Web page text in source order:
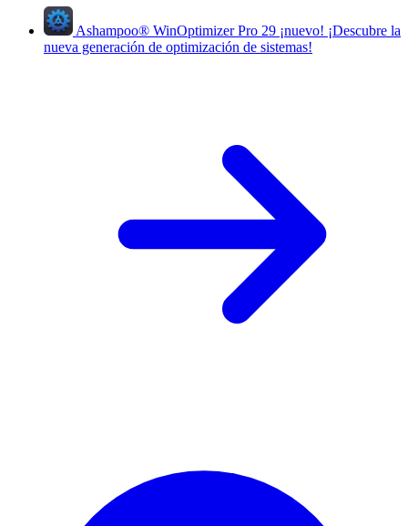
Ashampoo® WinOptimizer Pro 29 ¡nuevo! ¡Descubre la
nueva generación de optimización de sistemas!